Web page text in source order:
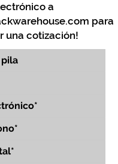
a
para
una cotización!